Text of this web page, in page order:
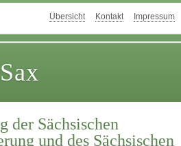
Übersicht Kontakt Impressum
der Sächsischen
und des Sächsischen